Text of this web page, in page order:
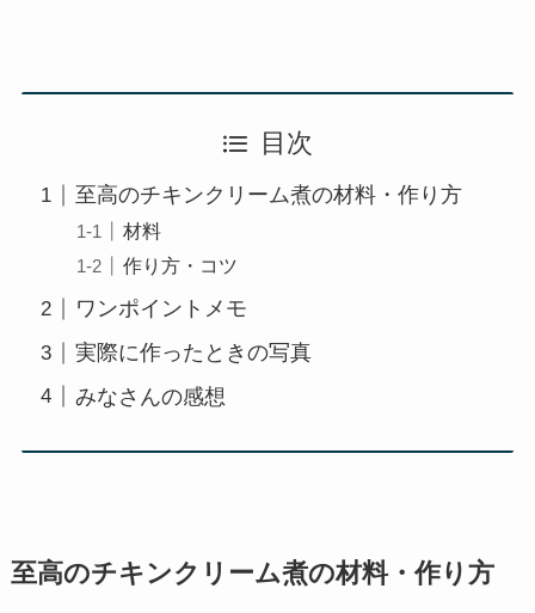
目次
至高のチキンクリーム煮の材料・作り方
材料
作り方・コツ
ワンポイントメモ
実際に作ったときの写真
みなさんの感想
至高のチキンクリーム煮の材料・作り方